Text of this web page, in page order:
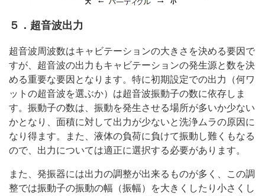
５．超音波出力
超音波周波数はキャビテーションの大きさを決める要因で
すが、超音波の出力もキャビテーションの発生源と数を決
める重要な要因となります。特に初期設定での出力（何ワ
ットの超音波を選ぶか）は超音波振動子の数に依存しま
す。振動子の数は、振動を発生させる場所が多いか少ない
かとなり、面積に対して出力が少ないと洗浄ムラの原因に
なり得ます。また、液体の負荷に負けて振動し難くもなる
ので、出力については適正に選択する必要があります。
また、発振器には出力の調整が出来るものが多く、この調
整では振動子の振動の幅（振幅）を大きくしたり小さくし